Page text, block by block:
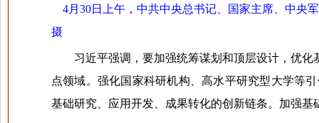
4月30日上午，中共中央总书记、国家主席、中央
摄
习近平强调，要加强统筹谋划和顶层设计，优
点领域。强化国家科研机构、高水平研究型大学等
基础研究、应用开发、成果转化的创新链条。加强